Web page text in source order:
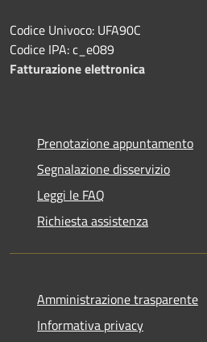
Codice Univoco: UFA90C
Codice IPA: c_e089
Fatturazione elettronica
Prenotazione appuntamento
Segnalazione disservizio
Leggi le FAQ
Richiesta assistenza
Amministrazione trasparente
Informativa privacy